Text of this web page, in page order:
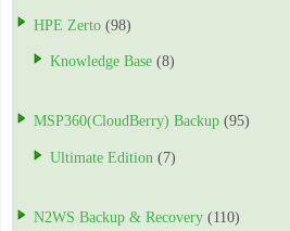
HPE Zerto (98)
Knowledge Base (8)
MSP360(CloudBerry) Backup (95)
Ultimate Edition (7)
N2WS Backup & Recovery (110)